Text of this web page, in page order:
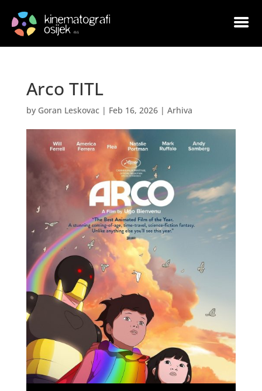
Arco TITL
by Goran Leskovac| Feb 16, 2026| Arhiva